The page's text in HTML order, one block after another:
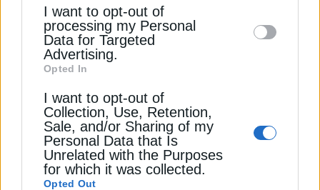
disclose it to other third parties.
I want to opt-out of
processing my Personal
Data for Targeted
Advertising.
Opted In
I want to opt-out of
Collection, Use, Retention,
Sale, and/or Sharing of my
Personal Data that Is
Unrelated with the Purposes
for which it was collected.
Opted Out
ΠΕΡΙΒΑΛΛΟΝ
ΡΑΑΕΥ: Σχέδια 5ετίας και ετήσια
αλλάζει
4 Μαΐου 2026